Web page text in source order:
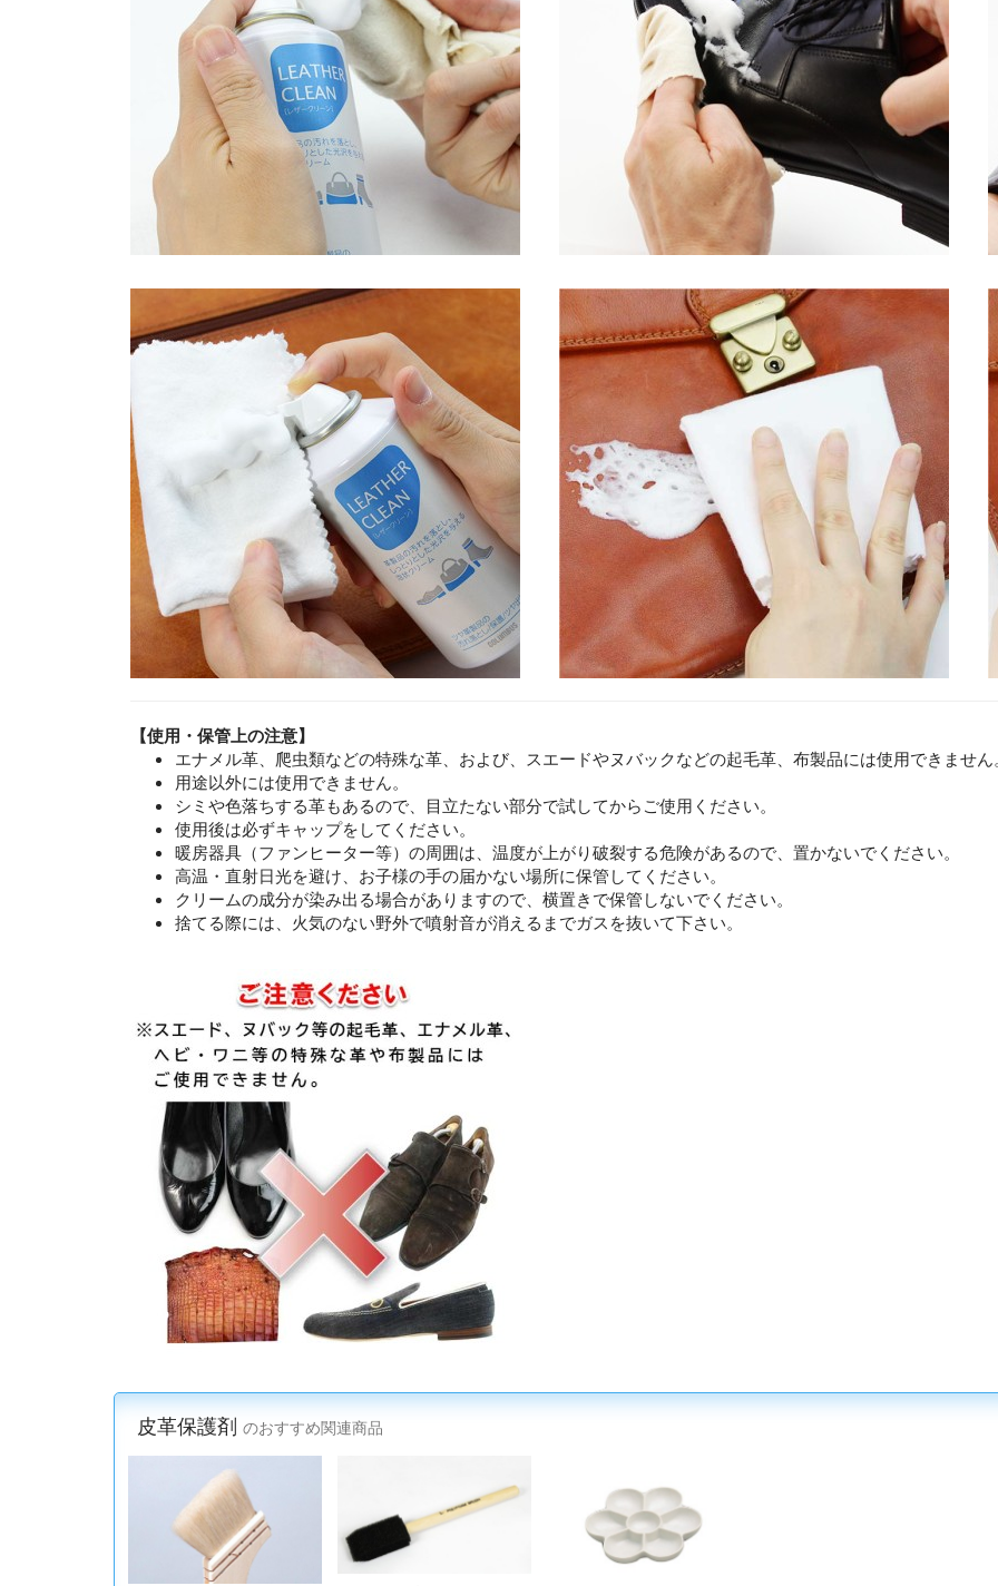
【使用・保管上の注意】
エナメル革、爬虫類などの特殊な革、および、スエードやヌバックなどの起毛革、布製品には使用できません
用途以外には使用できません。
シミや色落ちする革もあるので、目立たない部分で試してからご使用ください。
使用後は必ずキャップをしてください。
暖房器具（ファンヒーター等）の周囲は、温度が上がり破裂する危険があるので、置かないでください。
高温・直射日光を避け、お子様の手の届かない場所に保管してください。
クリームの成分が染み出る場合がありますので、横置きで保管しないでください。
捨てる際には、火気のない野外で噴射音が消えるまでガスを抜いて下さい。
皮革保護剤 のおすすめ関連商品